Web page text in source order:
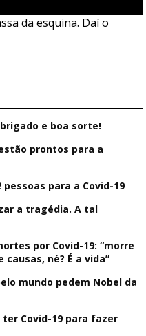
da esquina. Daí o
e boa sorte!
prontos para a
pessoas para a Covid-19
a tragédia. A tal
por Covid-19: “morre
né? É a vida”
mundo pedem Nobel da
Covid-19 para fazer